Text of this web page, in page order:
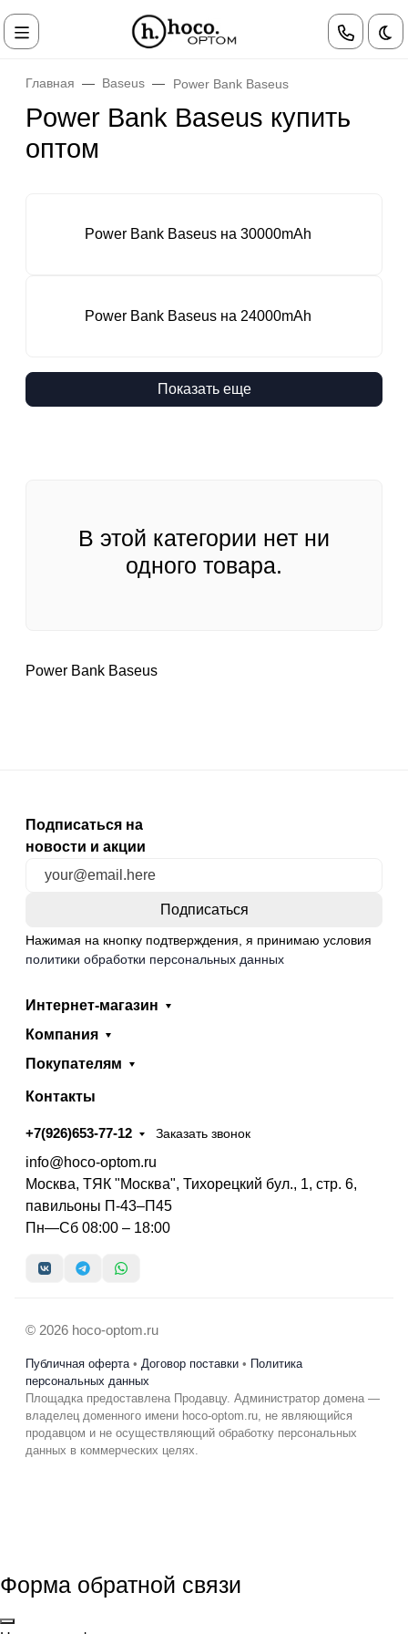
Главная Baseus Power Bank Baseus
Power Bank Baseus купить
оптом
Power Bank Baseus на 30000mAh
Power Bank Baseus на 24000mAh
Показать еще
В этой категории нет ни
одного товара.
Power Bank Baseus
Подписаться на
новости и акции
Нажимая на кнопку подтверждения, я принимаю условия
политики обработки персональных данных
Интернет-магазин
Компания
Покупателям
Контакты
+7(926)653-77-12 Заказать звонок
info@hoco-optom.ru
Москва, ТЯК "Москва", Тихорецкий бул., 1, стр. 6,
павильоны П-43–П45
Пн—Сб 08:00 – 18:00
© 2026 hoco-optom.ru
Публичная оферта• Договор поставки • Политика
персональных данных
Площадка предоставлена Продавцу. Администратор домена —
владелец доменного имени hoco-optom.ru, не являющийся
продавцом и не осуществляющий обработку персональных
данных в коммерческих целях.
Форма обратной связи